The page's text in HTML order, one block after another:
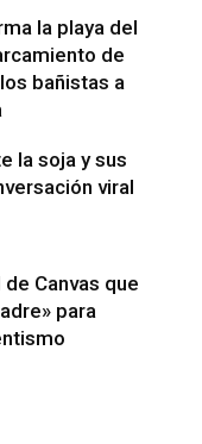
la playa del
de
bañistas a
la soja y sus
viral
Canvas que
para